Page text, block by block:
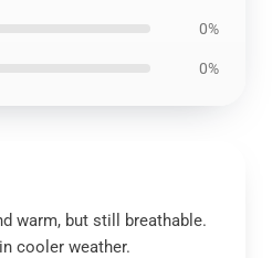
0%
0%
warm, but still breathable.
cooler weather.